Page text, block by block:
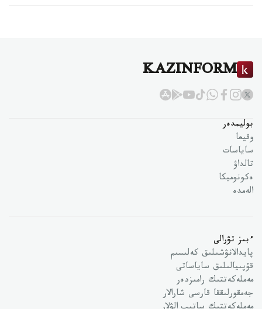
KAZINFORM
بوليمدەر
وقيعا
ساياسات
تالداۋ
ەكونوميكا
الەمدە
ءبىز تۋرالى
پايدالانۋشىلىق كەلىسىم
قۇپىيالىلىق ساياساتى
مەملەكەتتىك رامىزدەر
جەمقورلىققا قارسى شارالار